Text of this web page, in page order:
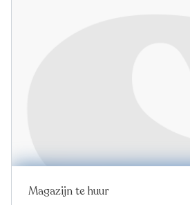
Magazijn te huur